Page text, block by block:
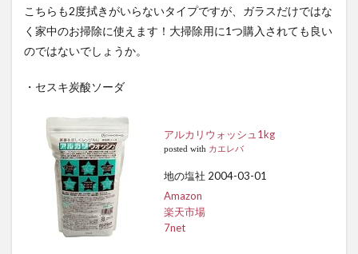
こちらも2度拭きがいらないタイプですが、ガラスだけではな
く家中のお掃除に使えます！大掃除用に1つ購入されても良い
のではないでしょうか。
・セスキ炭酸ソーダ
アルカリウォッシュ1kg
posted with カエレバ
地の塩社 2004-03-01
Amazon
楽天市場
7net